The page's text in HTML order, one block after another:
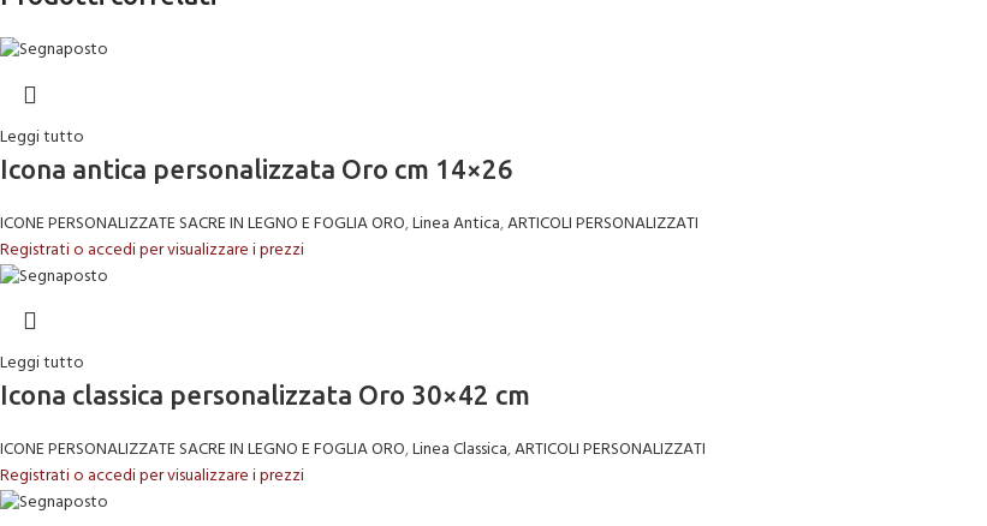
Leggi tutto
Icona antica personalizzata Oro cm 14×26
ICONE PERSONALIZZATE SACRE IN LEGNO E FOGLIA ORO,Linea Antica,ARTICOLI PERSONALIZZATI
Registrati o accedi per visualizzare i prezzi
Leggi tutto
Icona classica personalizzata Oro 30×42 cm
ICONE PERSONALIZZATE SACRE IN LEGNO E FOGLIA ORO,Linea Classica,ARTICOLI PERSONALIZZATI
Registrati o accedi per visualizzare i prezzi